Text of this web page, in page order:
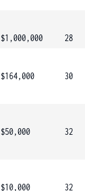
$1,000,000
28
$164,000
30
$50,000
32
$10,000 32